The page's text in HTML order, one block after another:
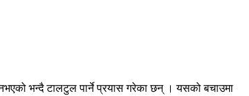
नभएको भन्दै टालटुल पार्ने प्रयास गरेका छन् । यसको बचाउमा